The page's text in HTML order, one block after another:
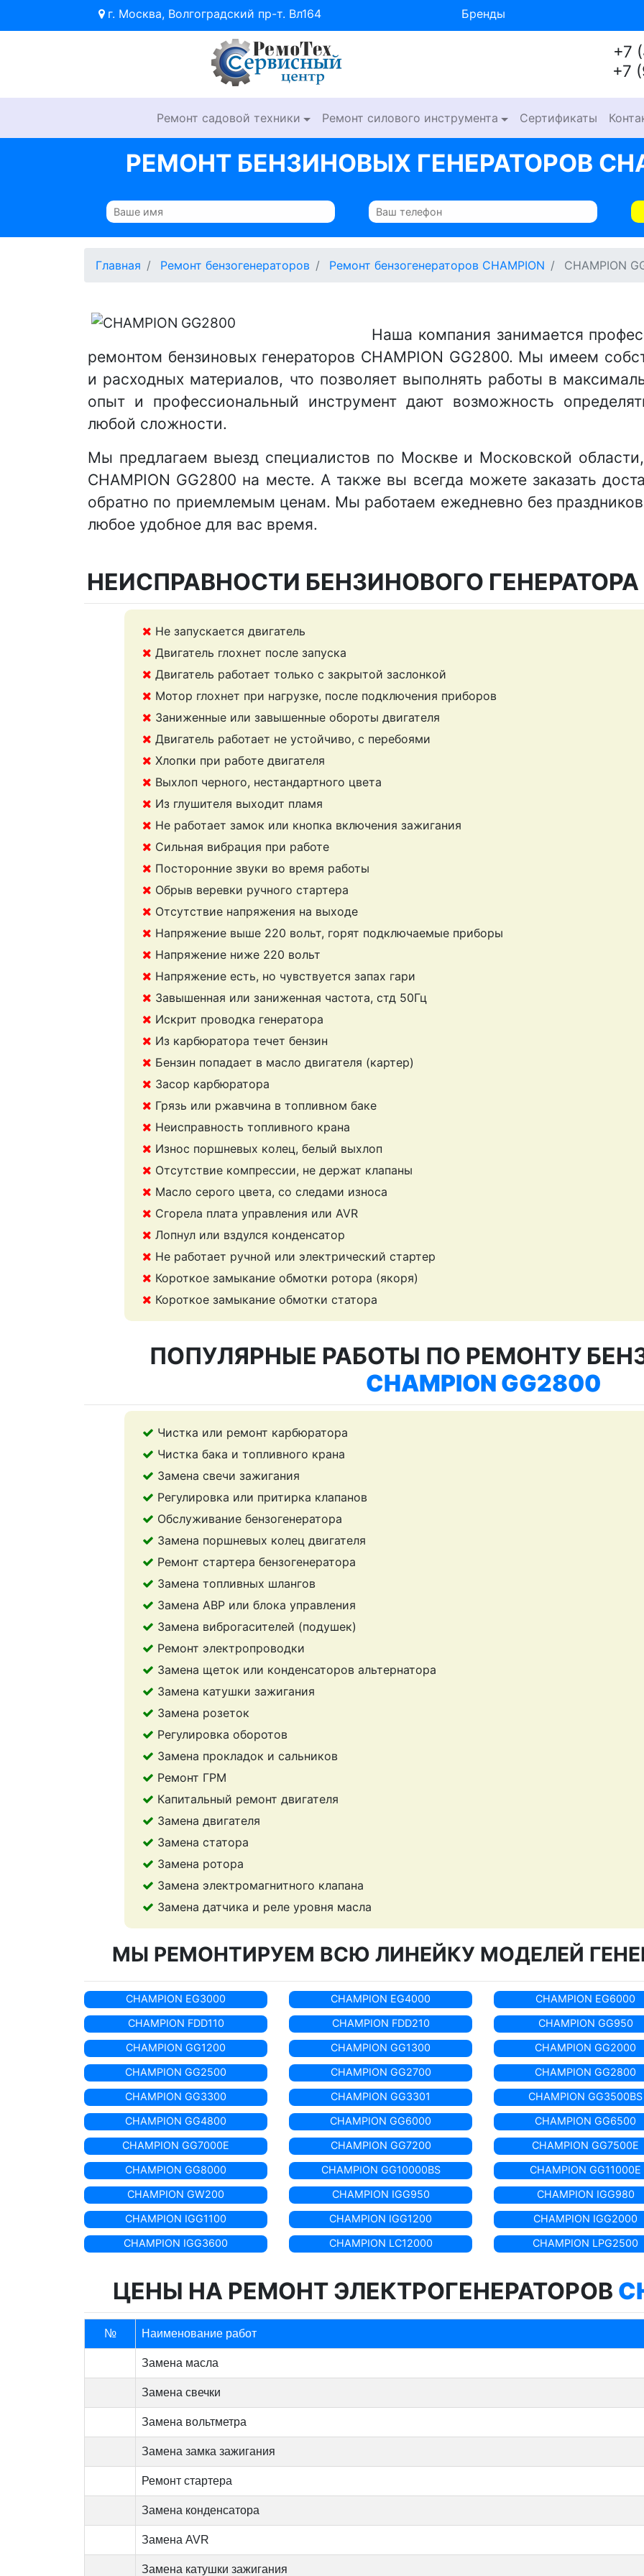
г. Москва, Волгоградский пр-т. Вл164 Бренды
+7
+7
Ремонт садовой техники Ремонт силового инструмента Сертификаты
РЕМОНТ БЕНЗИНОВЫХ ГЕНЕРАТОРОВ
Главная Ремонт бензогенераторов Ремонт бензогенераторов CHAMPION CHAMPION
Наша компания занимается
ремонтом бензиновых генераторов CHAMPION GG2800. Мы имеем
и расходных материалов, что позволяет выполнять работы в
опыт и профессиональный инструмент дают возможность
любой сложности.
Мы предлагаем выезд специалистов по Москве и Московской области,
CHAMPION GG2800 на месте. А также вы всегда можете заказать
обратно по приемлемым ценам. Мы работаем ежедневно без
любое удобное для вас время.
НЕИСПРАВНОСТИ БЕНЗИНОВОГО ГЕНЕРАТОРА
Не запускается двигатель
Двигатель глохнет после запуска
Двигатель работает только с закрытой заслонкой
Мотор глохнет при нагрузке, после подключения приборов
Заниженные или завышенные обороты двигателя
Двигатель работает не устойчиво, с перебоями
Хлопки при работе двигателя
Выхлоп черного, нестандартного цвета
Из глушителя выходит пламя
Не работает замок или кнопка включения зажигания
Сильная вибрация при работе
Посторонние звуки во время работы
Обрыв веревки ручного стартера
Отсутствие напряжения на выходе
Напряжение выше 220 вольт, горят подключаемые приборы
Напряжение ниже 220 вольт
Напряжение есть, но чувствуется запах гари
Завышенная или заниженная частота, стд 50Гц
Искрит проводка генератора
Из карбюратора течет бензин
Бензин попадает в масло двигателя (картер)
Засор карбюратора
Грязь или ржавчина в топливном баке
Неисправность топливного крана
Износ поршневых колец, белый выхлоп
Отсутствие компрессии, не держат клапаны
Масло серого цвета, со следами износа
Сгорела плата управления или AVR
Лопнул или вздулся конденсатор
Не работает ручной или электрический стартер
Короткое замыкание обмотки ротора (якоря)
Короткое замыкание обмотки статора
ПОПУЛЯРНЫЕ РАБОТЫ ПО РЕМОНТУ
CHAMPION GG2800
Чистка или ремонт карбюратора
Чистка бака и топливного крана
Замена свечи зажигания
Регулировка или притирка клапанов
Обслуживание бензогенератора
Замена поршневых колец двигателя
Ремонт стартера бензогенератора
Замена топливных шлангов
Замена АВР или блока управления
Замена виброгасителей (подушек)
Ремонт электропроводки
Замена щеток или конденсаторов альтернатора
Замена катушки зажигания
Замена розеток
Регулировка оборотов
Замена прокладок и сальников
Ремонт ГРМ
Капитальный ремонт двигателя
Замена двигателя
Замена статора
Замена ротора
Замена электромагнитного клапана
Замена датчика и реле уровня масла
МЫ РЕМОНТИРУЕМ ВСЮ ЛИНЕЙКУ МОДЕЛЕЙ
CHAMPION EG3000 CHAMPION EG4000 CHAMPION EG6000
CHAMPION FDD110
CHAMPION FDD210 CHAMPION GG950
CHAMPION GG1200
CHAMPION GG1300 CHAMPION GG2000
CHAMPION GG2500
CHAMPION GG2700 CHAMPION GG2800
CHAMPION GG3300
CHAMPION GG3301 CHAMPION GG3500BS
CHAMPION GG4800
CHAMPION GG6000 CHAMPION GG6500
CHAMPION GG7000E
CHAMPION GG7200 CHAMPION GG7500E
CHAMPION GG8000
CHAMPION GG10000BS CHAMPION GG11000E
CHAMPION GW200
CHAMPION IGG950 CHAMPION IGG980
CHAMPION IGG1100
CHAMPION IGG1200 CHAMPION IGG2000
CHAMPION IGG3600
CHAMPION LC12000 CHAMPION LPG2500
ЦЕНЫ НА РЕМОНТ ЭЛЕКТРОГЕНЕРАТОРОВ
№ Наименование работ
Замена масла
Замена свечки
Замена вольтметра
Замена замка зажигания
Ремонт стартера
Замена конденсатора
Замена AVR
Замена катушки зажигания